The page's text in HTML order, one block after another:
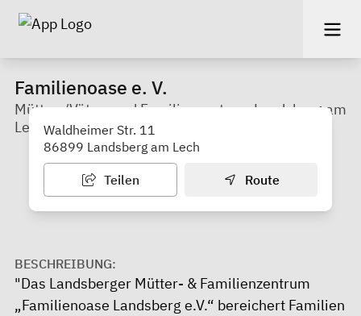
Familienoase e. V.
Mütter-/Väter- und Familienzentrum Landsberg am
LechWaldheimer Str. 11
86899 Landsberg am Lech
Teilen Route
BESCHREIBUNG:
"Das Landsberger Mütter- & Familienzentrum
„Familienoase Landsberg e.V.“ bereichert Familien